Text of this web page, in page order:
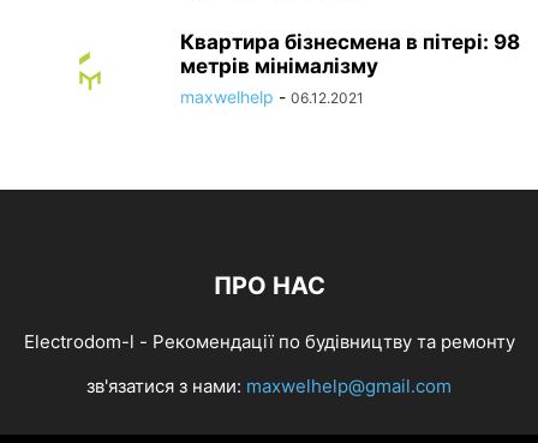
Квартира бізнесмена в пітері: 98
метрів мінімалізму
maxwelhelp - 06.12.2021
ПРО НАС
Electrodom-l - Рекомендації по будівництву та ремонту
зв'язатися з нами: maxwelhelp@gmail.com